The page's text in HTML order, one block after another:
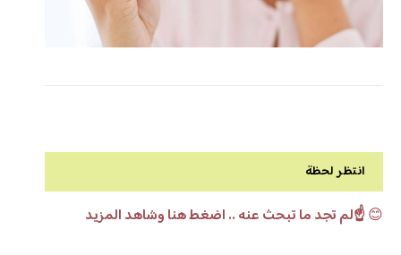
انتظر لحظة
😊☝️لم تجد ما تبحث عنه .. اضغط هنا وشاهد المزيد